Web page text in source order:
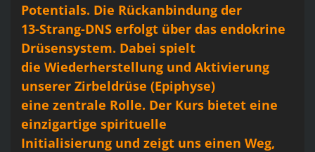
Potentials. Die Rückanbindung der
13-Strang-DNS erfolgt über das endokrine
Drüsensystem. Dabei spielt
die Wiederherstellung und Aktivierung
unserer Zirbeldrüse (Epiphyse)
eine zentrale Rolle. Der Kurs bietet eine
einzigartige spirituelle
Initialisierung und zeigt uns einen Weg,